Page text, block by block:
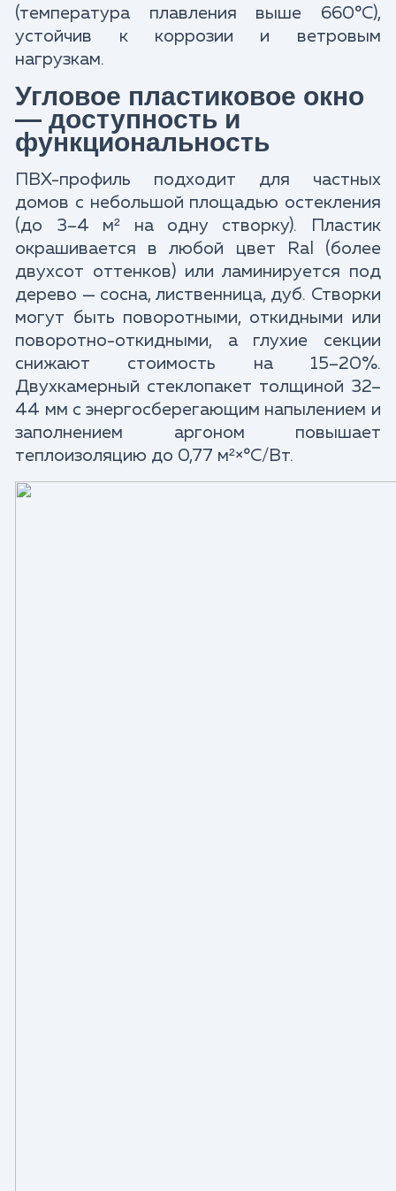
(температура плавления выше 660°C),
устойчив к коррозии и ветровым
нагрузкам.
Угловое пластиковое окно
— доступность и
функциональность
ПВХ-профиль подходит для частных
домов с небольшой площадью остекления
(до 3–4 м² на одну створку). Пластик
окрашивается в любой цвет Ral (более
двухсот оттенков) или ламинируется под
дерево — сосна, лиственница, дуб. Створки
могут быть поворотными, откидными или
поворотно-откидными, а глухие секции
снижают стоимость на 15–20%.
Двухкамерный стеклопакет толщиной 32–
44 мм с энергосберегающим напылением и
заполнением аргоном повышает
теплоизоляцию до 0,77 м²×°C/Вт.